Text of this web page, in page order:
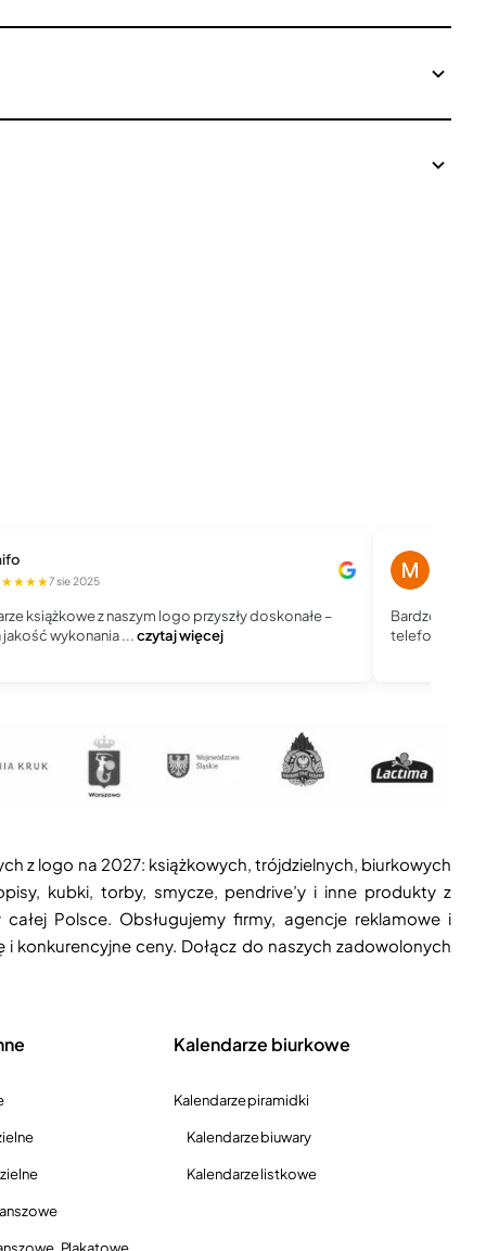
7 sie 2025
książkowe z naszym logo przyszły doskonałe –
wykonania ...czytaj więcej
Bardzo dobry
telefoniczny,
z logo na 2027: książkowych, trójdzielnych, biurkowych
kubki, torby, smycze, pendrive’y i inne produkty z
Polsce. Obsługujemy firmy, agencje reklamowe i
konkurencyjne ceny. Dołącz do naszych zadowolonych
Kalendarze biurkowe
Kalendarze piramidki
Kalendarze biuwary
Kalendarze listkowe